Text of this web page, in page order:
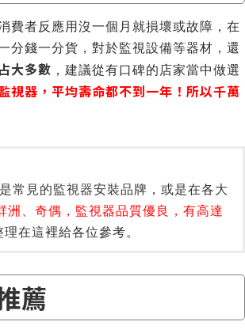
費者反應用沒一個月就損壞或故障，在
分錢一分貨，對於監視設備等器材，還
大多數 ，建議從有口碑的店家當中做選
視器，平均壽命都不到一年！所以千萬
常見的監視器安裝品牌，或是在各大
、奇偶，監視器品質優良，有高達
在這裡給各位參考。
薦